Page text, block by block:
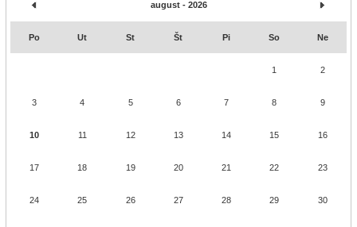
august - 2026
Po Ut St Št Pi So Ne
1 2
3 4 5 6 7 8 9
10 11 12 13 14 15 16
17 18 19 20 21 22 23
24 25 26 27 28 29 30